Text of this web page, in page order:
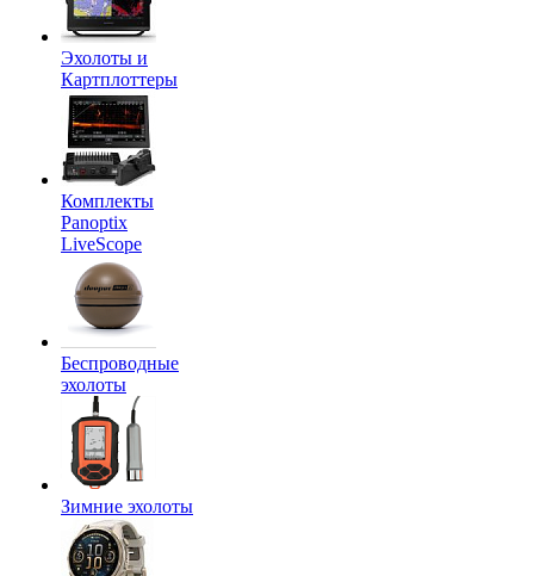
Эхолоты и
Картплоттеры
Комплекты
Panoptix
LiveScope
Беспроводные
эхолоты
Зимние эхолоты